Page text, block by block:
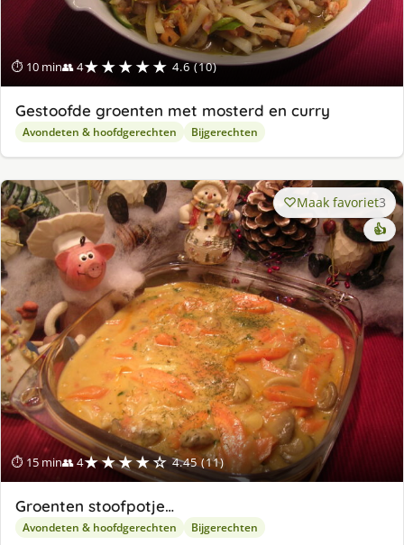
⏱ 10 min👥 4★★★★★ 4.6 (10)
Gestoofde groenten met mosterd en curry
Avondeten & hoofdgerechten Bijgerechten
⏱ 15 min👥 4★★★★☆ 4.45 (11)
Maak favoriet3
👍
Groenten stoofpotje…
Avondeten & hoofdgerechten Bijgerechten